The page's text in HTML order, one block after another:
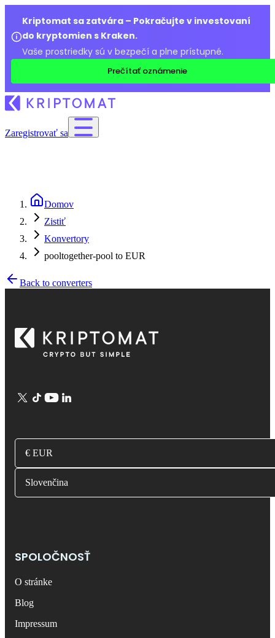
Kriptomat sa zatvára – Pokračujte v investovaní
do kryptomien s Kraken.
Vaše prostriedky sú v bezpečí a plne prístupné.
Prečítať oznámenie
Zaregistrovať sa
Domov
Zistiť
Konvertory
pooltogether-pool to EUR
Back to converters
€ EUR
Slovenčina
SPOLOČNOSŤ
O stránke
Blog
Impressum